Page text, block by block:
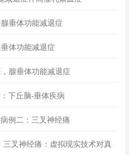
垂体功能减退症
体功能减退症
腺垂体功能减退症
下丘脑-垂体疾病
例二：三叉神经痛
三叉神经痛：虚拟现实技术对真